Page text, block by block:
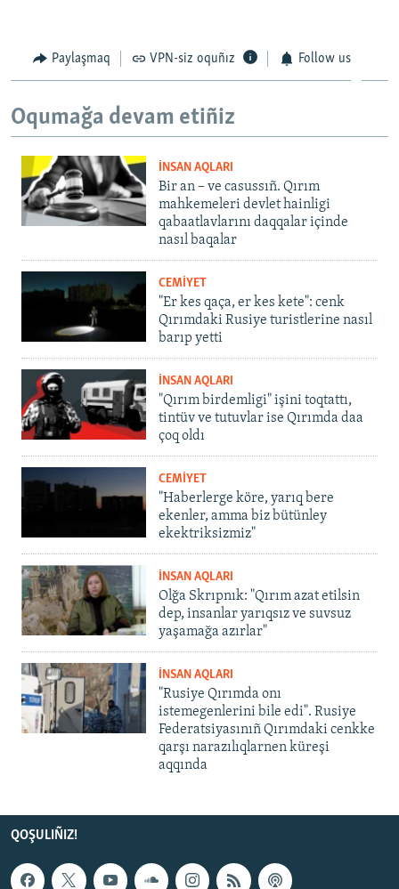
Paylaşmaq VPN-siz oquñız Follow us
Oqumağa devam etiñiz
İNSAN AQLARI
Bir an – ve casussıñ. Qırım
mahkemeleri devlet hainligi
qabaatlavlarını daqqalar içinde
nasıl baqalar
CEMİYET
"Er kes qaça, er kes kete": cenk
Qırımdaki Rusiye turistlerine nasıl
barıp yetti
İNSAN AQLARI
"Qırım birdemligi" işini toqtattı,
tintüv ve tutuvlar ise Qırımda daa
çoq oldı
CEMİYET
"Haberlerge köre, yarıq bere
ekenler, amma biz bütünley
ekektriksizmiz"
İNSAN AQLARI
Olğa Skrıpnık: "Qırım azat etilsin
dep, insanlar yarıqsız ve suvsuz
yaşamağa azırlar"
İNSAN AQLARI
"Rusiye Qırımda onı
istemegenlerini bile edi". Rusiye
Federatsiyasınıñ Qırımdaki cenkke
qarşı narazılıqlarnen küreşi
aqqında
QOŞULIÑIZ!